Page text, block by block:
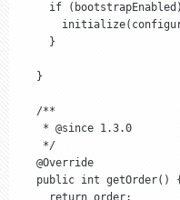
if
    }
  }
  /**
   * @since 1.3.0
   */
  @Override
  public int getOrder() {
    return order;